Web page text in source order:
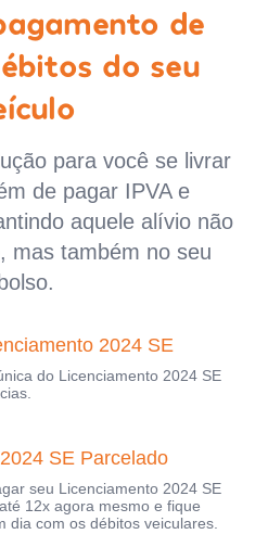
de
do seu
para você se livrar
de pagar IPVA e
aquele alívio não
mas também no seu
bolso.
2024 SE
do Licenciamento 2024 SE
SE Parcelado
seu Licenciamento 2024 SE
12x agora mesmo e fique
dia com os débitos veiculares.